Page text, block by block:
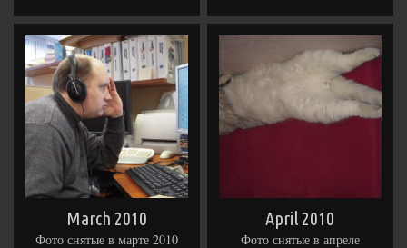
March 2010
Фото снятые в марте 2010
April 2010
Фото снятые в апреле